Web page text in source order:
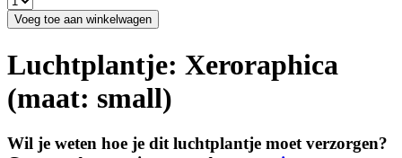
Voeg toe aan winkelwagen
Luchtplantje: Xeroraphica
(maat: small)
Wil je weten hoe je dit luchtplantje moet verzorgen?